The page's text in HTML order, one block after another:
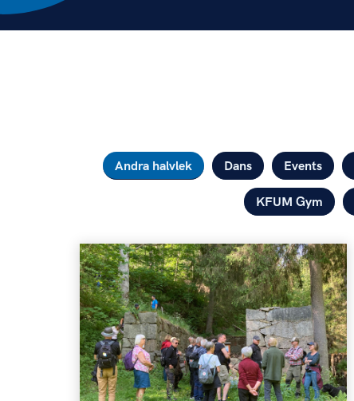
Kategorier
Andra halvlek Dans Events
KFUM Gym